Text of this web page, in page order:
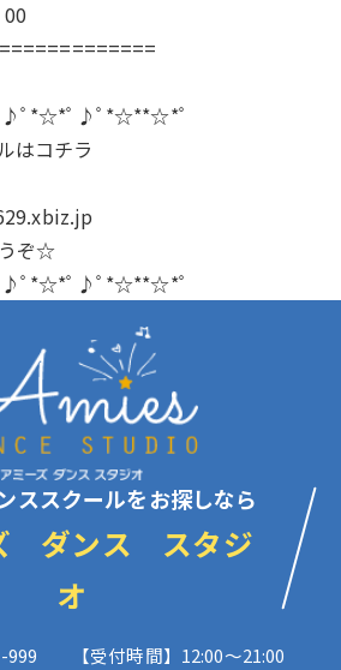
ﾟ*☆*ﾟ♪ﾟ*☆**☆*ﾟ
はコチラ
ぞ☆
ﾟ*☆*ﾟ♪ﾟ*☆**☆*ﾟ
ススクールをお探しなら
ダンス スタジ
オ
999
【受付時間】12:00〜21:00